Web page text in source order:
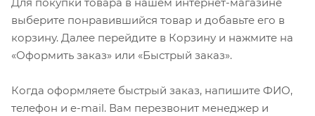
выберите понравившийся товар и добавьте его в
корзину. Далее перейдите в Корзину и нажмите на
«Оформить заказ» или «Быстрый заказ».
Когда оформляете быстрый заказ, напишите ФИО,
телефон и e-mail. Вам перезвонит менеджер и